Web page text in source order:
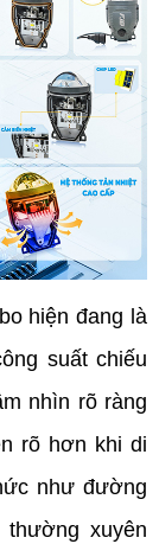
hiện đang là
suất chiếu
nhìn rõ ràng
rõ hơn khi di
như đường
xuyên